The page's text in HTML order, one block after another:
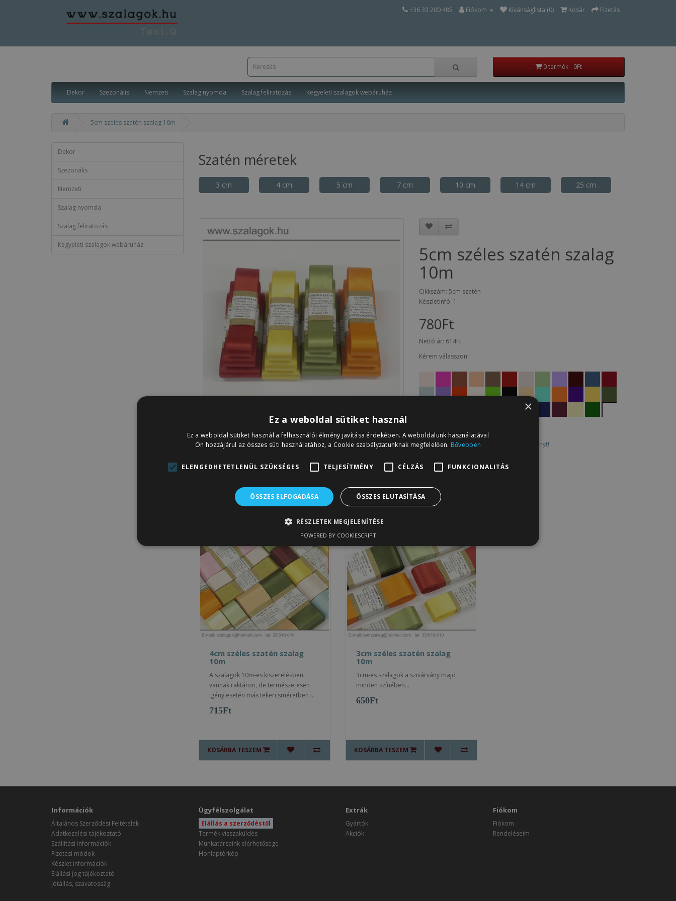
+36 33 200 485 Fiókom Kívánságlista (0) Kosár Fizetés
0 termék - 0Ft
Dekor Szezonális Nemzeti Szalag nyomda Szalag feliratozás Kegyeleti szalagok webáruház
5cm széles szatén szalag 10m
Dekor
Szezonális
Nemzeti
Szalag nyomda
Szalag feliratozás
Kegyeleti szalagok webáruház
Szatén méretek
3 cm 4 cm 5 cm 7 cm 10 cm 14 cm 25 cm
Leírás Vélemények (0)
Szatén szalagok, keményített alapanyagból, hogy a masni kötése se
5cm széles szatén szalag
10m
Cikkszám: 5cm szatén
Készletinfó: 1
780Ft
Nettó ár: 614Ft
Kérem válasszon!
0 vélemény Írjon véleményt!
Kapcsolódó termékek
4cm széles szatén szalag
10m
A szalagok 10m-es kiszerelésben
vannak raktáron, de természetesen
igény esetén más tekercsméretben i..
715Ft
KOSÁRBA TESZEM
3cm széles szatén szalag
10m
3cm-es szalagok a szivárvány majd
minden színében...
650Ft
KOSÁRBA TESZEM
Információk
Általános Szerződési Feltételek
Adatkezelési tájékoztató
Szállítási információk
Fizetési módok
Készlet információk
Elállási jog tájékoztató
Jótállás, szavatosság
Ügyfélszolgálat
Elállás a szerződéstől
Termék visszaküldés
Munkatársaink elérhetősége
Honlaptérkép
Extrák
Gyártók
Akciók
Fiókom
Fiókom
Rendeléseim
×
Ez a weboldal sütiket használ
Ez a weboldal sütiket használ a felhasználói élmény javítása érdekében. A weboldalunk használatával
Ön hozzájárul az összes süti használatához, a Cookie szabályzatunknak megfelelően. Bővebben
ELENGEDHETETLENÜL SZÜKSÉGES TELJESÍTMÉNY CÉLZÁS FUNKCIONALITÁS
ÖSSZES ELFOGADÁSA ÖSSZES ELUTASÍTÁSA
RÉSZLETEK MEGJELENÍTÉSE
POWERED BY COOKIESCRIPT